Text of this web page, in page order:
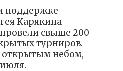
поддержке
Карякина
свыше 200
турниров.
небом,